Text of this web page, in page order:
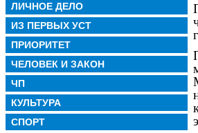
ЛИЧНОЕ ДЕЛО
ИЗ ПЕРВЫХ УСТ
ПРИОРИТЕТ
ЧЕЛОВЕК И ЗАКОН
ЧП
КУЛЬТУРА
СПОРТ